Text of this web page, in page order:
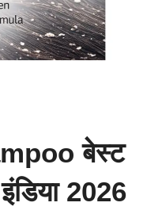
बेस्ट
2026